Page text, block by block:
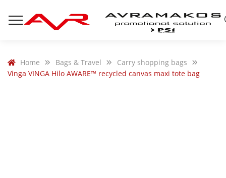
Home Bags & Travel
Carry shopping bags
Vinga VINGA Hilo AWARE™ recycled canvas maxi tote bag